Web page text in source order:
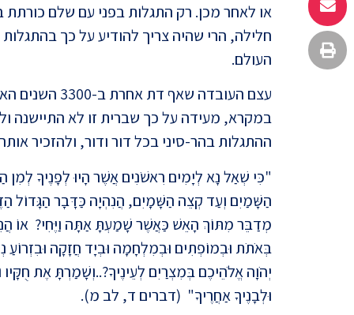
או לאחר מכן. רק התגלות בפני עם שלם כורתת
חלילה, הרי שהיה צריך להודיע על כך
העולם.
עצם העובדה
במקרא, מעידה על כך שברית זו לא התיישנה
ההתגלות בהר-סיני בכל דור ודור, ולהזכיר
"כִּי שְׁאַל נָא לְיָמִים רִאשֹׁנִים אֲשֶׁר הָיוּ לְפָנֶיךָ
הַשָּׁמַיִם וְעַד קְצֵה הַשָּׁמָיִם, הֲנִהְיָה כַּדָּבָר הַגָּדוֹל
מְדַבֵּר מִתּוֹךְ הָאֵשׁ כַּאֲשֶׁר שָׁמַעְתָּ אַתָּה וַיֶּחִי? אוֹ
בְּאֹתֹת וּבְמוֹפְתִים וּבְמִלְחָמָה וּבְיָד חֲזָקָה וּבִזְרוֹעַ
יְהֹוָה אֱלֹהֵיכֶם בְּמִצְרַיִם לְעֵינֶיךָ?..וְשָׁמַרְתָּ אֶת חֻקָּיו
וּלְבָנֶיךָ אַחֲרֶיךָ" (דברים ד, לב מ).